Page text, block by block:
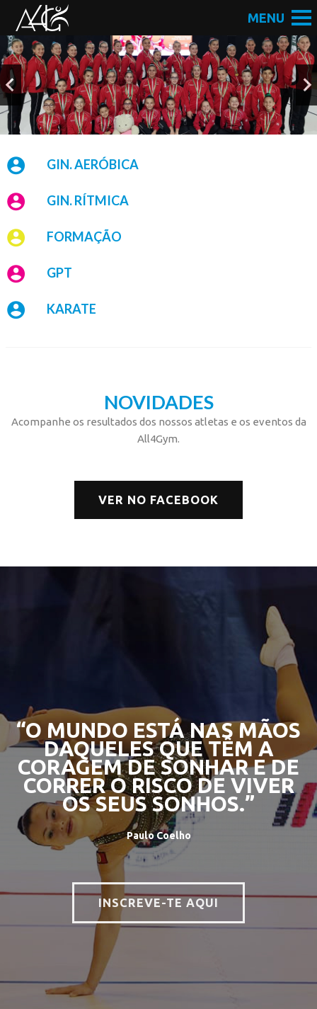
GIN. AERÓBICA
GIN. RÍTMICA
FORMAÇÃO
GPT
KARATE
NOVIDADES
Acompanhe os resultados dos nossos atletas e os eventos da
All4Gym.
VER NO FACEBOOK
“O MUNDO ESTÁ NAS MÃOS
DAQUELES QUE TÊM A
CORAGEM DE SONHAR E DE
CORRER O RISCO DE VIVER
OS SEUS SONHOS.”
Paulo Coelho
INSCREVE-TE AQUI